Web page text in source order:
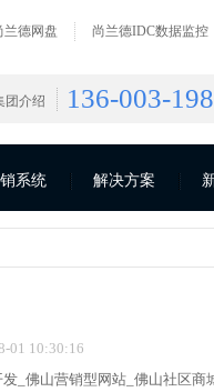
兰德网盘 尚兰德IDC数据监控
团介绍 136-003-
系统 解决方案
01 10:30:16
_ 佛山营销型网站_ 佛山社区商